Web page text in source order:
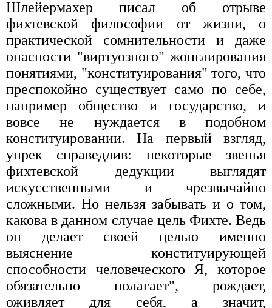
Шлейермахер писал об отрыве
фихтевской философии от жизни, о
практической сомнительности и даже
опасности "виртуозного" жонглирования
понятиями, "конституирования" того, что
преспокойно существует само по себе,
например общество и государство, и
вовсе не нуждается в подобном
конституировании. На первый взгляд,
упрек справедлив: некоторые звенья
фихтевской дедукции выглядят
искусственными и чрезвычайно
сложными. Но нельзя забывать и о том,
какова в данном случае цель Фихте. Ведь
он делает своей целью именно
выяснение конституирующей
способности человеческого Я, которое
обязательно полагает", рождает,
оживляет для себя, а значит,